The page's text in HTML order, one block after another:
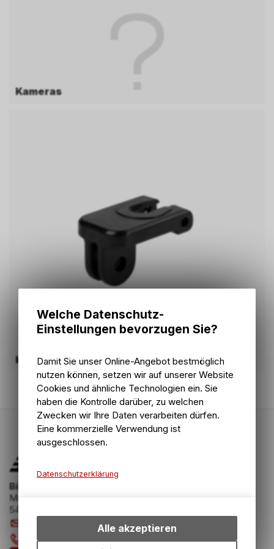
Kameras
Kleinteile
Bike Zone AG
Mellingerstrasse 58
5400 Baden
bikezone.ch
056 221 20 23
Welche Datenschutz-
Einstellungen bevorzugen Sie?
Damit Sie unser Online-Angebot bestmöglich
nutzen können, setzen wir auf unserer Website
Cookies und ähnliche Technologien ein. Sie
haben die Kontrolle darüber, zu welchen
Zwecken wir Ihre Daten verarbeiten dürfen.
Eine kommerzielle Verwendung ist
ausgeschlossen.
Datenschutzerklärung
bestimmte Interaktionen und
Einstellungen auf Ihrem Gerät,
Alle akzeptieren